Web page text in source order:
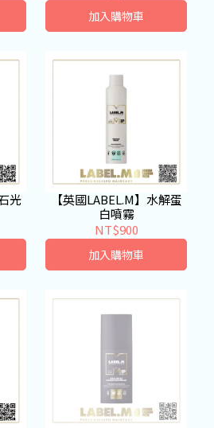
加入購物車
光
【英國LABEL.M】水解蛋
白噴霧
NT$900
加入購物車